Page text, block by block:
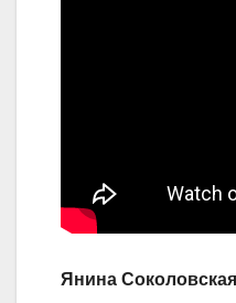
Янина Соколовская